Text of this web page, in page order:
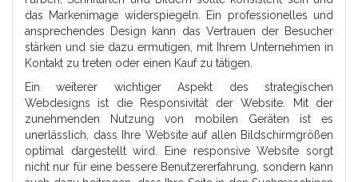
das Markenimage widerspiegeln. Ein professionelles und
ansprechendes Design kann das Vertrauen der Besucher
stärken und sie dazu ermutigen, mit Ihrem Unternehmen in
Kontakt zu treten oder einen Kauf zu tätigen.
Ein weiterer wichtiger Aspekt des strategischen
Webdesigns ist die Responsivität der Website. Mit der
zunehmenden Nutzung von mobilen Geräten ist es
unerlässlich, dass Ihre Website auf allen Bildschirmgrößen
optimal dargestellt wird. Eine responsive Website sorgt
nicht nur für eine bessere Benutzererfahrung, sondern kann